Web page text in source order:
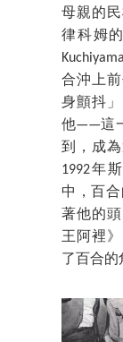
母親的
律科姆
合沖上
身顫抖
他——這
到，成
1992年
中，百
著他的
王阿裡
了百合的